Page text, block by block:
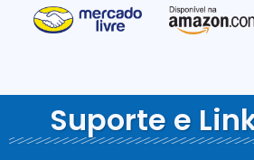
Suporte e